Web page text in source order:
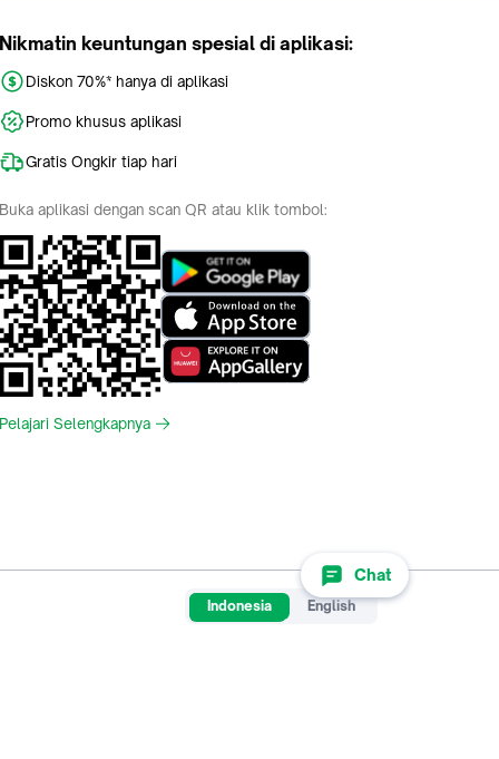
Chat
Nikmatin keuntungan spesial di aplikasi:
Diskon 70%* hanya di aplikasi
Promo khusus aplikasi
Gratis Ongkir tiap hari
Buka aplikasi dengan scan QR atau klik tombol:
Pelajari Selengkapnya
Indonesia English